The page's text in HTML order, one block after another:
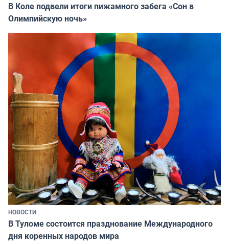
В Коле подвели итоги пижамного забега «Сон в
Олимпийскую ночь»
НОВОСТИ
В Туломе состоится празднование Международного
дня коренных народов мира